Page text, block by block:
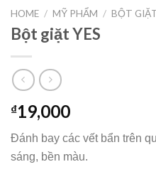
HOME / MỸ PHẨM / BỘT
Bột giặt YES
₫19,000
Đánh bay các vết bẩn trên
sáng, bền màu.